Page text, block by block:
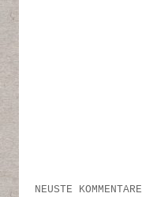
NEUSTE KOMMENTARE